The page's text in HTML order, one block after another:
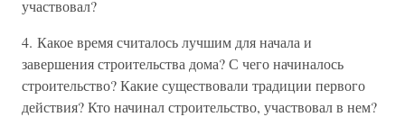
участвовал?
4. Какое время считалось лучшим для начала и
завершения строительства дома? С чего начиналось
строительство? Какие существовали традиции первого
действия? Кто начинал строительство, участвовал в нем?